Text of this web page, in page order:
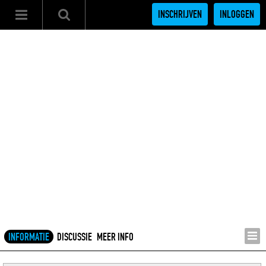
INSCHRIJVEN INLOGGEN
INFORMATIE DISCUSSIE MEER INFO